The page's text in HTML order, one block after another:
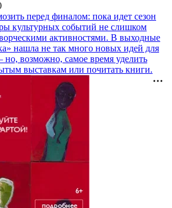
перед финалом: пока идет сезон
культурных событий не слишком
активностями. В выходные
нашла не так много новых идей для
но, возможно, самое время уделить
выставкам или почитать книги.